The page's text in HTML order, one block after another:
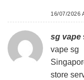
16/07/2026
sg vape
vape sg
store